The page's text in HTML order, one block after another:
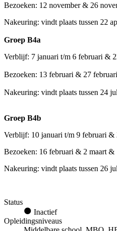
Bezoeken: 12 november & 26
Nakeuring: vindt plaats tussen 22
Groep B4a
Verblijf: 7 januari t/m 6 februari &
Bezoeken: 13 februari & 27
Nakeuring: vindt plaats tussen 24
Groep B4b
Verblijf: 10 januari t/m 9 februari &
Bezoeken: 16 februari & 2 maart &
Nakeuring: vindt plaats tussen 26
Status
Inactief
Opleidingsniveaus